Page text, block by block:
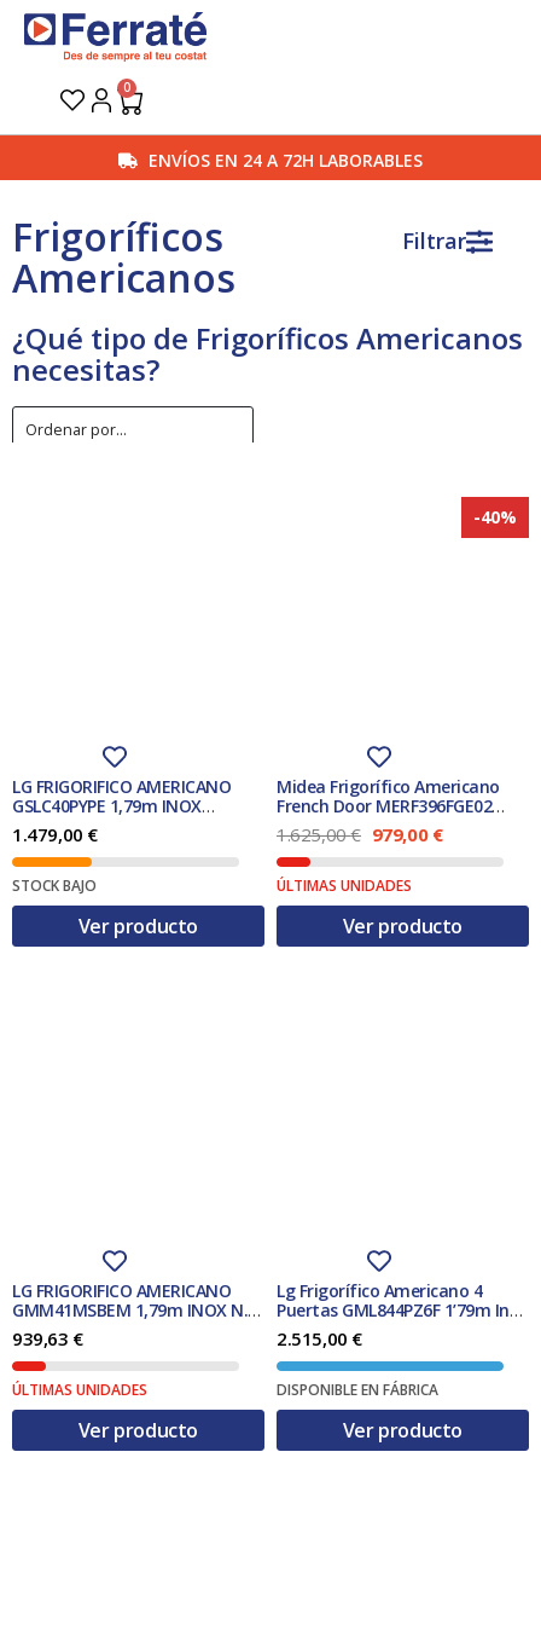
contenido
0
Carrito
ENVÍOS EN 24 A 72H LABORABLES
Frigoríficos
Americanos
Filtrar
¿Qué tipo de Frigoríficos Americanos
necesitas?
LG FRIGORIFICO AMERICANO
GSLC40PYPE 1,79m INOX
DISPENSADOR N.F. CLASE E
1.479,00 €
STOCK BAJO
Ver producto
-40%
Midea Frigorífico Americano
French Door MERF396FGE02
Inox Clase E
1.625,00€ E
l
p
r
c
.
6
2
0
0
€
.
979,00 €E
l
p
e
c
0
ÚLTIMAS UNIDADES
Ver producto
LG FRIGORIFICO AMERICANO
GMM41MSBEM 1,79m INOX N.F.
CLASE E
939,63 €
ÚLTIMAS UNIDADES
Ver producto
Lg Frigorífico Americano 4
Puertas GML844PZ6F 1’79m Inox
570L Dispensador Clase F
2.515,00 €
DISPONIBLE EN FÁBRICA
Ver producto